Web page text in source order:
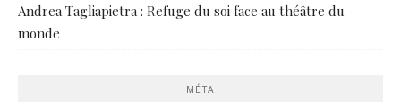
Andrea Tagliapietra : Refuge du soi face au théâtre du
monde
MÉTA